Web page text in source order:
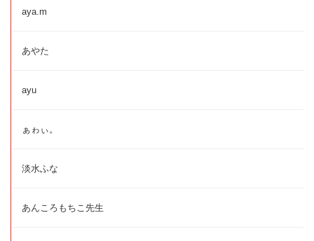
aya.m
あやた
ayu
ぁゎぃ。
淡水ふな
あんころもちこ先生